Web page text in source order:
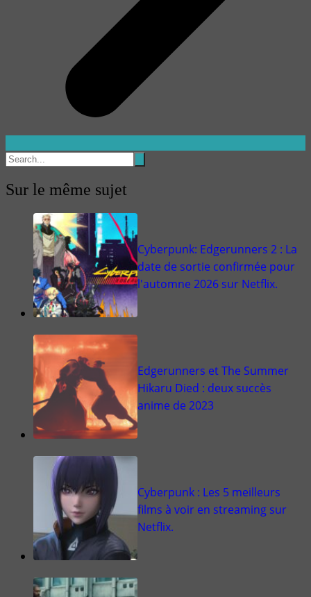
Sur le même sujet
Cyberpunk: Edgerunners 2 : La
date de sortie confirmée pour
l'automne 2026 sur Netflix.
Edgerunners et The Summer
Hikaru Died : deux succès
anime de 2023
Cyberpunk : Les 5 meilleurs
films à voir en streaming sur
Netflix.